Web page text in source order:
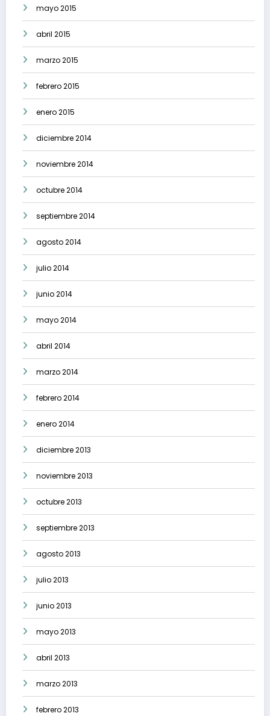
mayo 2015
abril 2015
marzo 2015
febrero 2015
enero 2015
diciembre 2014
noviembre 2014
octubre 2014
septiembre 2014
agosto 2014
julio 2014
junio 2014
mayo 2014
abril 2014
marzo 2014
febrero 2014
enero 2014
diciembre 2013
noviembre 2013
octubre 2013
septiembre 2013
agosto 2013
julio 2013
junio 2013
mayo 2013
abril 2013
marzo 2013
febrero 2013